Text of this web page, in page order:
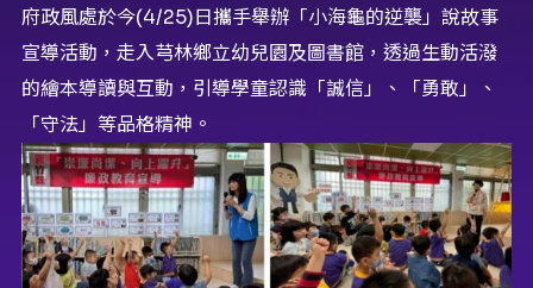
府政風處於今(4/25)日攜手舉辦「小海龜的逆襲」說故事
宣導活動，走入芎林鄉立幼兒園及圖書館，透過生動活潑
的繪本導讀與互動，引導學童認識「誠信」、「勇敢」、
「守法」等品格精神。